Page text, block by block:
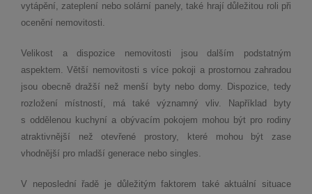
vytápění, zateplení nebo solární panely, také hrají důležitou roli při
ocenění nemovitosti.
Velikost a dispozice nemovitosti jsou dalším podstatným
aspektem. Větší nemovitosti s více pokoji a prostornou zahradou
jsou obecně dražší než menší byty nebo domy. Dispozice, tedy
rozložení místností, má také významný vliv. Například byty
s oddělenou kuchyní a obývacím pokojem mohou být pro rodiny
atraktivnější než otevřené prostory, které mohou být zase
vhodnější pro mladší generace nebo singles.
V neposlední řadě je důležitým faktorem také aktuální situace